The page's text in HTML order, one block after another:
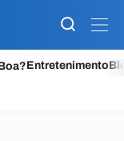
Entretenimento